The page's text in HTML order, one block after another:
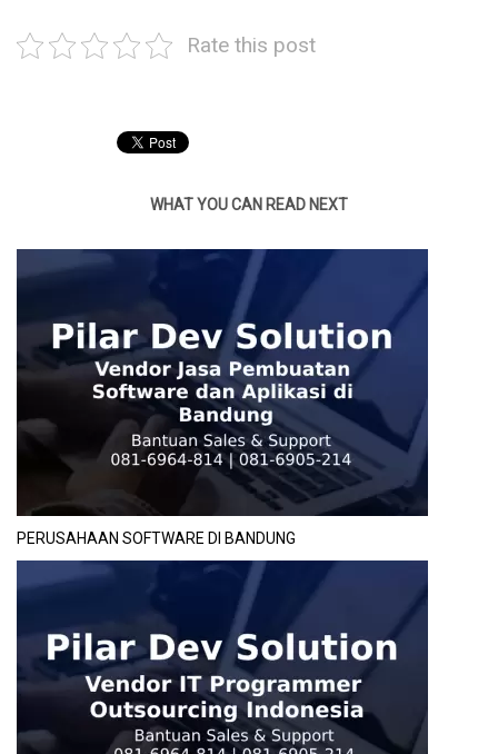
Rate this post
WHAT YOU CAN READ NEXT
PERUSAHAAN SOFTWARE DI BANDUNG